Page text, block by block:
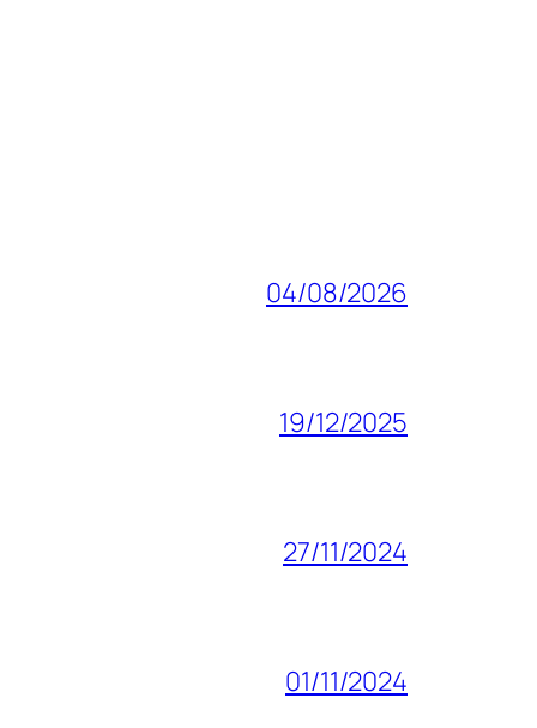
04/08/2026
19/12/2025
27/11/2024
01/11/2024